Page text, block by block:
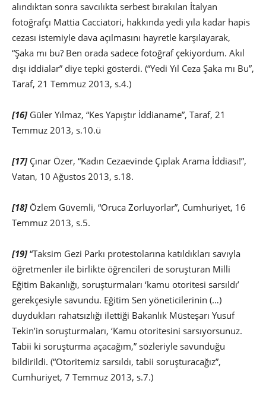
alındıktan sonra savcılıkta serbest bırakılan İtalyan
fotoğrafçı Mattia Cacciatori, hakkında yedi yıla kadar hapis
cezası istemiyle dava açılmasını hayretle karşılayarak,
“Şaka mı bu? Ben orada sadece fotoğraf çekiyordum. Akıl
dışı iddialar” diye tepki gösterdi. (“Yedi Yıl Ceza Şaka mı Bu”,
Taraf, 21 Temmuz 2013, s.4.)
[16]Güler Yılmaz, “Kes Yapıştır İddianame”, Taraf, 21
Temmuz 2013, s.10.ü
[17]Çınar Özer, “Kadın Cezaevinde Çıplak Arama İddiası!”,
Vatan, 10 Ağustos 2013, s.18.
[18]Özlem Güvemli, “Oruca Zorluyorlar”, Cumhuriyet, 16
Temmuz 2013, s.5.
[19]“Taksim Gezi Parkı protestolarına katıldıkları savıyla
öğretmenler ile birlikte öğrencileri de soruşturan Milli
Eğitim Bakanlığı, soruşturmaları ‘kamu otoritesi sarsıldı’
gerekçesiyle savundu. Eğitim Sen yöneticilerinin (…)
duydukları rahatsızlığı ilettiği Bakanlık Müsteşarı Yusuf
Tekin’in soruşturmaları, ‘Kamu otoritesini sarsıyorsunuz.
Tabii ki soruşturma açacağım,” sözleriyle savunduğu
bildirildi. (“Otoritemiz sarsıldı, tabii soruşturacağız”,
Cumhuriyet, 7 Temmuz 2013, s.7.)